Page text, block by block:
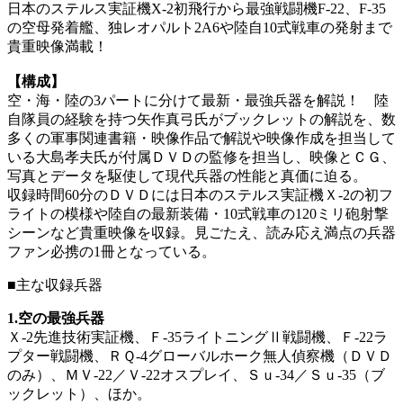
日本のステルス実証機X-2初飛行から最強戦闘機F-22、F-35
の空母発着艦、独レオパルト2A6や陸自10式戦車の発射まで
貴重映像満載！
【構成】
空・海・陸の3パートに分けて最新・最強兵器を解説！ 陸
自隊員の経験を持つ矢作真弓氏がブックレットの解説を、数
多くの軍事関連書籍・映像作品で解説や映像作成を担当して
いる大島孝夫氏が付属ＤＶＤの監修を担当し、映像とＣＧ、
写真とデータを駆使して現代兵器の性能と真価に迫る。
収録時間60分のＤＶＤには日本のステルス実証機Ｘ-2の初フ
ライトの模様や陸自の最新装備・10式戦車の120ミリ砲射撃
シーンなど貴重映像を収録。見ごたえ、読み応え満点の兵器
ファン必携の1冊となっている。
■主な収録兵器
1.空の最強兵器
Ｘ-2先進技術実証機、Ｆ-35ライトニングⅡ戦闘機、Ｆ-22ラ
プター戦闘機、ＲＱ-4グローバルホーク無人偵察機（ＤＶＤ
のみ）、ＭＶ-22／Ｖ-22オスプレイ、Ｓｕ-34／Ｓｕ-35（ブ
ックレット）、ほか。